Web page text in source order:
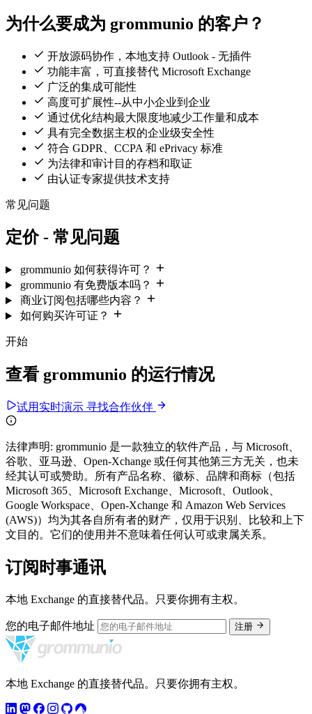
为什么要成为 grommunio 的客户？
开放源码协作，本地支持 Outlook - 无插件
功能丰富，可直接替代 Microsoft Exchange
广泛的集成可能性
高度可扩展性--从中小企业到企业
通过优化结构最大限度地减少工作量和成本
具有完全数据主权的企业级安全性
符合 GDPR、CCPA 和 ePrivacy 标准
为法律和审计目的存档和取证
由认证专家提供技术支持
常见问题
定价 - 常见问题
grommunio 如何获得许可？
grommunio 有免费版本吗？
商业订阅包括哪些内容？
如何购买许可证？
开始
查看 grommunio 的运行情况
试用实时演示 寻找合作伙伴
法律声明: grommunio 是一款独立的软件产品，与 Microsoft、
谷歌、亚马逊、Open-Xchange 或任何其他第三方无关，也未
经其认可或赞助。所有产品名称、徽标、品牌和商标（包括
Microsoft 365、Microsoft Exchange、Microsoft、Outlook、
Google Workspace、Open-Xchange 和 Amazon Web Services
(AWS)）均为其各自所有者的财产，仅用于识别、比较和上下
文目的。它们的使用并不意味着任何认可或隶属关系。
订阅时事通讯
本地 Exchange 的直接替代品。只要你拥有主权。
您的电子邮件地址 注册
本地 Exchange 的直接替代品。只要你拥有主权。